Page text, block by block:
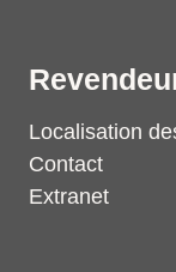
Localisation
Contact
Extranet